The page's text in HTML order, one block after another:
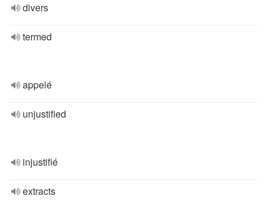
divers
termed
appelé
unjustified
injustifié
extracts